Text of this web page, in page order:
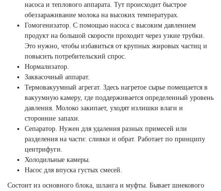
насоса и теплового аппарата. Тут происходит быстрое
обеззараживание молока на высоких температурах.
Гомогенизатор. С помощью насоса с высоким давлением
продукт на большой скорости проходит через узкие трубки.
Это нужно, чтобы избавиться от крупных жировых частиц и
повысить потребительский спрос.
Нормализатор.
Заквасочный аппарат.
Термовакуумный агрегат. Здесь нагретое сырье помещается в
вакуумную камеру, где поддерживается определенный уровень
давления. Молоко закипает, уходят излишки влаги и
сторонние запахи.
Сепаратор. Нужен для удаления разных примесей или
разделения на части: сливки и обрат. Работает по принципу
центрифуги.
Холодильные камеры.
Насос для впуска густых смесей.
Состоит из основного блока, шланга и муфты. Бывает шнекового